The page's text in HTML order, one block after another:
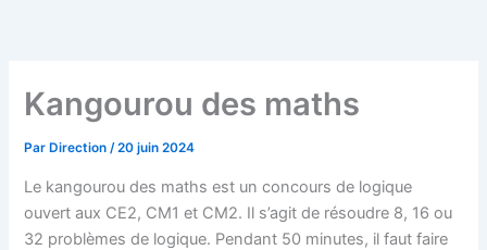
Kangourou des maths
Par Direction/20 juin 2024
Le kangourou des maths est un concours de logique
ouvert aux CE2, CM1 et CM2. Il s’agit de résoudre 8, 16 ou
32 problèmes de logique. Pendant 50 minutes, il faut faire